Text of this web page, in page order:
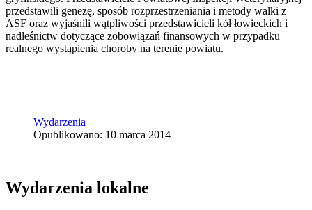
przedstawili genezę, sposób rozprzestrzeniania i metody walki z
ASF oraz wyjaśnili wątpliwości przedstawicieli kół łowieckich i
nadleśnictw dotyczące zobowiązań finansowych w przypadku
realnego wystąpienia choroby na terenie powiatu.
Wydarzenia
Opublikowano: 10 marca 2014
Wydarzenia lokalne